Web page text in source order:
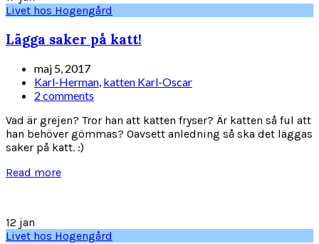
Livet hos Hogengård
Lägga saker på katt!
maj 5, 2017
Karl-Herman katten Karl-Oscar
2 comments
Vad är grejen? Tror han att katten fryser? Är katten så ful att
han behöver gömmas? Oavsett anledning så ska det läggas
saker på katt. :)
Read more
12 jan
Livet hos Hogengård